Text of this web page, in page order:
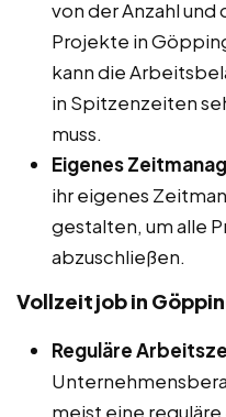
von der Anzahl
Projekte in
kann die
in Spitzenzeiten
muss.
Eigenes
ihr eigenes
gestalten, um alle
abzuschließen.
Vollzeitjob in
Reguläre
meist eine